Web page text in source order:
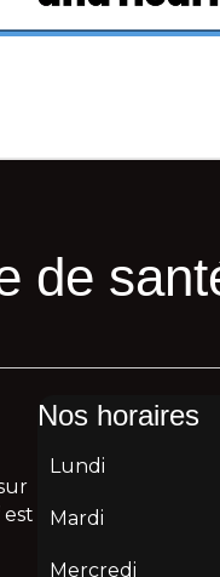
de
Nos horaires
Lundi
Mardi
Mercredi